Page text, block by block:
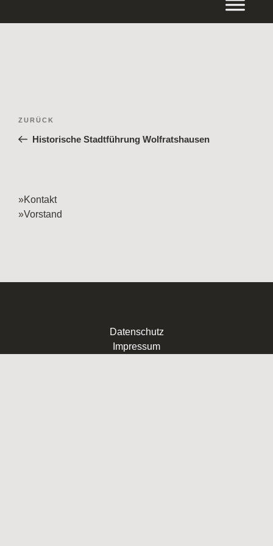
springen
Beitragsnavigation
Vorheriger
Beitrag
ZURÜCK
Historische Stadtführung Wolfratshausen
»Kontakt
»Vorstand
Datenschutz
Impressum